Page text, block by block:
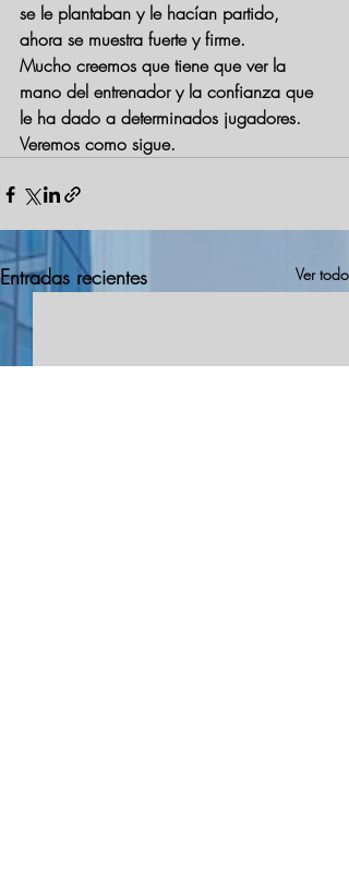
se le plantaban y le hacían partido,
ahora se muestra fuerte y firme.
Mucho creemos que tiene que ver la
mano del entrenador y la confianza que
le ha dado a determinados jugadores.
Veremos como sigue.
Entradas recientes Ver todo